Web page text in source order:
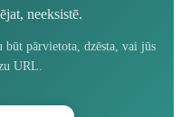
neeksistē.
būt pārvietota, dzēsta, vai jūs
URL.